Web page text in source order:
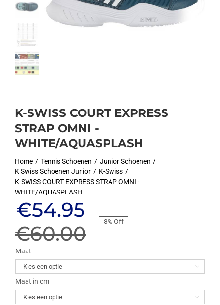
K-SWISS COURT EXPRESS
STRAP OMNI -
WHITE/AQUASPLASH
Home Tennis Schoenen
Junior Schoenen
K Swiss Schoenen Junior
K-Swiss
K-SWISS COURT EXPRESS STRAP OMNI -
WHITE/AQUASPLASH
€60.00
Oorspronkelijke
prijs
was:
€60.00.
€54.95
Huidige
prijs
is:
€54.95.
8% Off
Maat

Maat in cm
